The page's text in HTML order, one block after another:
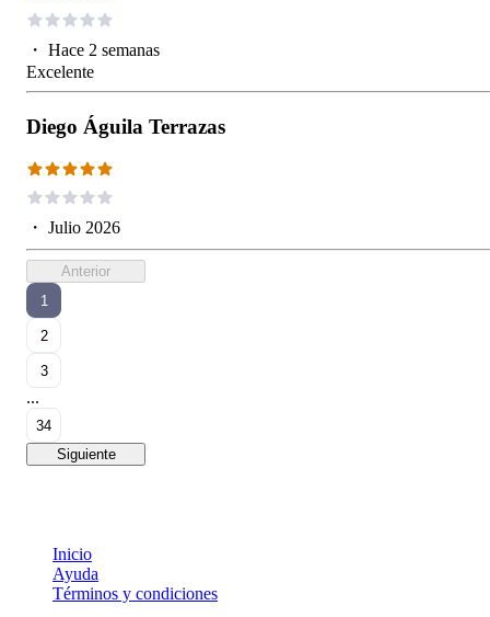
・ Hace 2 semanas
Excelente
Diego Águila Terrazas
・ Julio 2026
Anterior
1
2
3
...
34
Siguiente
Inicio
Ayuda
Términos y condiciones